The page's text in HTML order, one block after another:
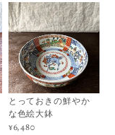
とっておきの鮮やか
な色絵大鉢
¥6,480